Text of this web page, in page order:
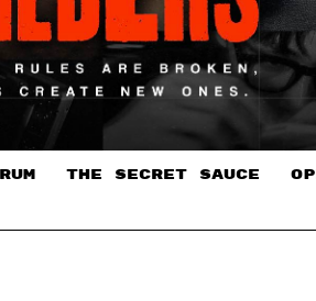
THE SECRET SAUCE​